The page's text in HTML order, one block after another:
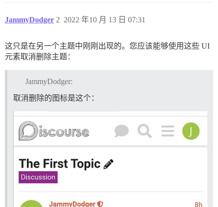
JammyDodger 2022 年10 月 13 日 07:31
2
这只是在另一个主题中刚刚出现的。您应该能够使用这些 UI
元素取消删除主题：
JammyDodger:
取消删除的图标是这个：